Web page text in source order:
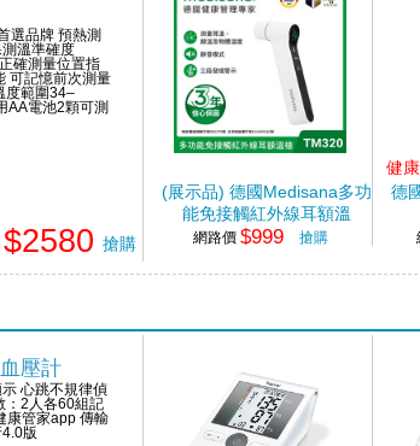
選品牌 預熱測
溫準確度
確測量位置指
可記憶前次測量
度範圍34–
AA電池2顆可測
$2580 搶購
(展示品) 德國Medisana多功
能免接觸紅外線耳額溫
網路價 $999 搶購
健
德
壓計
心跳不規律偵
：2人各60組記
康管家app 傳輸
版